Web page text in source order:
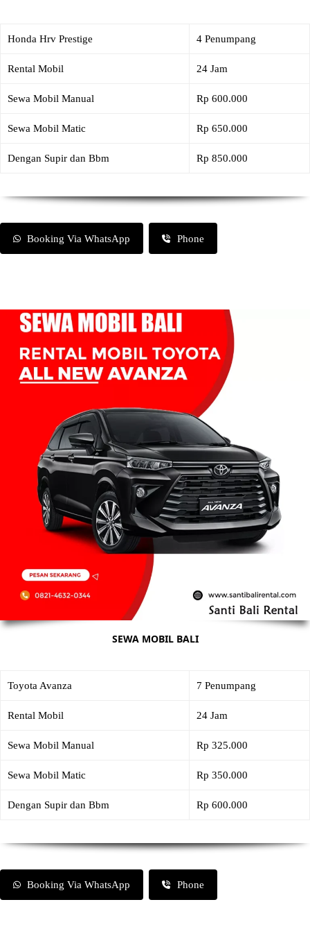
Honda Hrv Prestige 4 Penumpang
Rental Mobil 24 Jam
Sewa Mobil Manual Rp 600.000
Sewa Mobil Matic Rp 650.000
Dengan Supir dan Bbm Rp 850.000
Booking Via WhatsApp Phone
SEWA MOBIL BALI
Toyota Avanza 7 Penumpang
Rental Mobil 24 Jam
Sewa Mobil Manual Rp 325.000
Sewa Mobil Matic Rp 350.000
Dengan Supir dan Bbm Rp 600.000
Booking Via WhatsApp Phone